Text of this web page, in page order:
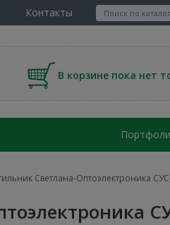
Контакты
В корзине пока нет
Светлана-Оптоэлектроника